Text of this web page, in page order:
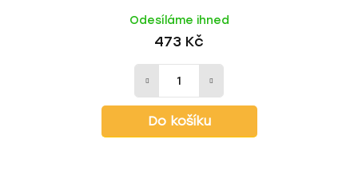
Odesíláme ihned
473 Kč
Do košíku